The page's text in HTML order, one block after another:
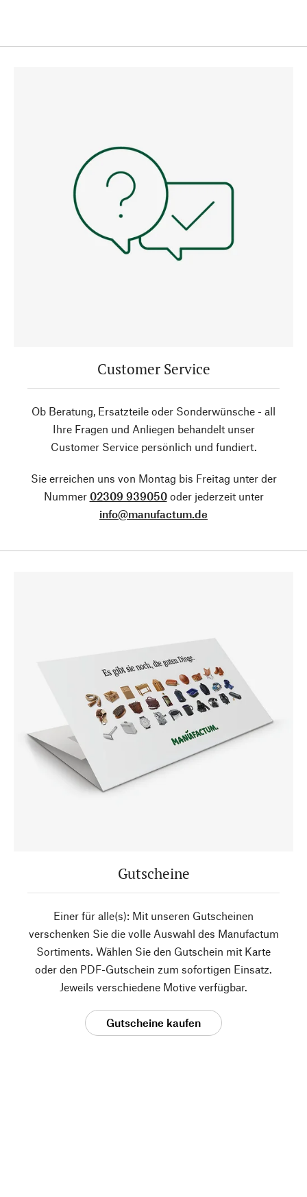
Customer Service
Ob Beratung, Ersatzteile oder Sonderwünsche - all
Ihre Fragen und Anliegen behandelt unser
Customer Service persönlich und fundiert.
Sie erreichen uns von Montag bis Freitag unter der
Nummer 02309 939050oder jederzeit unter
info@manufactum.de
Gutscheine
Einer für alle(s): Mit unseren Gutscheinen
verschenken Sie die volle Auswahl des Manufactum
Sortiments. Wählen Sie den Gutschein mit Karte
oder den PDF-Gutschein zum sofortigen Einsatz.
Jeweils verschiedene Motive verfügbar.
Gutscheine kaufen